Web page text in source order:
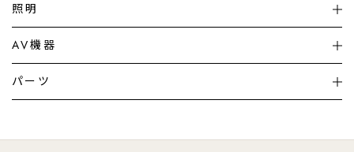
加湿器・空気清浄機
暖房機 掃除機
調理家電 生活家電
照明
シーリングライト
デスクライト
AV機器
テレビ
パーツ